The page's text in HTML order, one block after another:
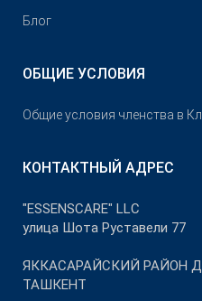
Блог
ОБЩИЕ УСЛОВИЯ
Общие условия членства в
КОНТАКТНЫЙ АДРЕС
"ESSENSCARE" LLC
улица Шота Руставели 77
ЯККАСАРАЙСКИЙ РАЙОН
ТАШКЕНТ